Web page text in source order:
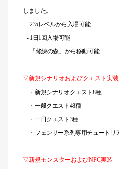
しました。
- 235レベルから入場可能
- 1 日1回入場可能
-
「修練の森」から移動可能
▽新規シナリオおよびクエスト実装
・ 新規シナリオクエスト8種
・ 一般クエスト48種
・ 一日クエスト3種
・ フェンサー系列専用チュートリ
▽新規モンスターおよびNPC実装